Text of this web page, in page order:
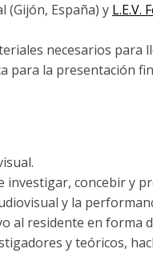
(Gijón, España) y L.E.V.
necesarios para
para la presentación
investigar, concebir y
y la
al residente en forma
y teóricos,